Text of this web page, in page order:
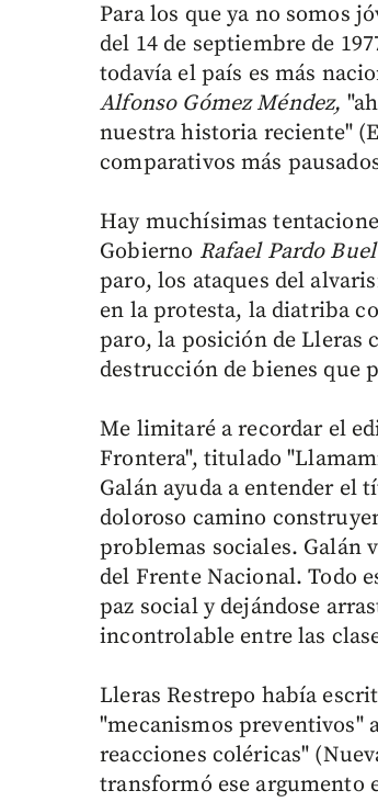
Para los que ya no somos
del 14 de septiembre de
todavía el país es más
Alfonso Gómez Méndez,
nuestra historia reciente"
comparativos más
Hay muchísimas
Gobierno Rafael Pardo
paro, los ataques del
en la protesta, la diatriba
paro, la posición de Lleras
destrucción de bienes que
Me limitaré a recordar el
Frontera", titulado
Galán ayuda a entender el
doloroso camino
problemas sociales. Galán
del Frente Nacional. Todo
paz social y dejándose
incontrolable entre las
Lleras Restrepo había
"mecanismos preventivos"
reacciones coléricas"
transformó ese argumento